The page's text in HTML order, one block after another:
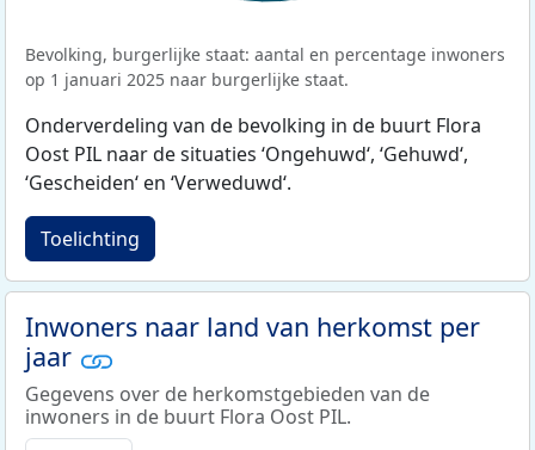
Bevolking, burgerlijke staat: aantal en percentage inwoners
op 1 januari 2025 naar burgerlijke staat.
Onderverdeling van de bevolking in de buurt Flora
Oost PIL naar de situaties ‘Ongehuwd‘, ‘Gehuwd‘,
‘Gescheiden‘ en ‘Verweduwd‘.
Toelichting
Inwoners naar land van herkomst per
jaar
Gegevens over de herkomstgebieden van de
inwoners in de buurt Flora Oost PIL.